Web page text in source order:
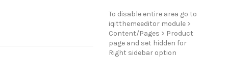
To disable entire area go to
iqitthemeeditor module >
Content/Pages > Product
page and set hidden for
Right sidebar option